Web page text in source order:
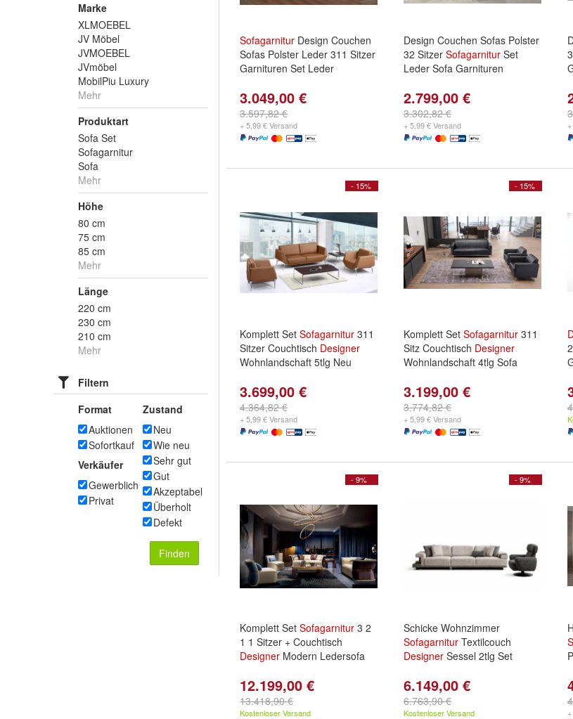
Marke
XLMOEBEL
JV Möbel
JVMOEBEL
JVmöbel
MobilPiu Luxury
Mehr
Produktart
Sofa Set
Sofagarnitur
Sofa
Mehr
Höhe
80 cm
75 cm
85 cm
Mehr
Länge
220 cm
230 cm
210 cm
Mehr
Filtern
Format
Auktionen
Sofortkauf
Verkäufer
Gewerblich
Privat
Zustand
Neu
Wie neu
Sehr gut
Gut
Akzeptabel
Überholt
Defekt
Finden
Sofagarnitur Design Couchen
Sofas Polster Leder 311 Sitzer
Garnituren Set Leder
3.049,00 €
3.597,82 €
+ 5,99 € Versand
Design Couchen Sofas Polster
32 Sitzer Sofagarnitur Set
Leder Sofa Garnituren
2.799,00 €
3.302,82 €
+ 5,99 € Versand
- 15%
Komplett Set Sofagarnitur 311
Sitzer Couchtisch Designer
Wohnlandschaft 5tlg Neu
3.699,00 €
4.364,82 €
+ 5,99 € Versand
- 15%
Komplett Set Sofagarnitur 311
Sitz Couchtisch Designer
Wohnlandschaft 4tlg Sofa
3.199,00 €
3.774,82 €
+ 5,99 € Versand
- 9%
Komplett Set Sofagarnitur 3 2
1 1 Sitzer + Couchtisch
Designer Modern Ledersofa
12.199,00 €
13.418,90 €
Kostenloser Versand
- 9%
Schicke Wohnzimmer
Sofagarnitur Textilcouch
Designer Sessel 2tlg Set
6.149,00 €
6.763,90 €
Kostenloser Versand